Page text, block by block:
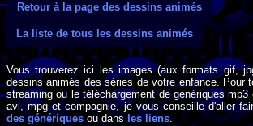
Retour à la page des dessins animés
La liste de tous les dessins animés
Vous trouverez ici les images (aux formats gif,
dessins animés des séries de votre enfance. Pour
streaming ou le téléchargement de génériques
avi, mpg et compagnie, je vous conseille d'aller
des génériques ou dansles liens.